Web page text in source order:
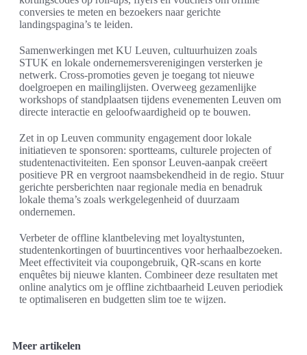
conversies te meten en bezoekers naar gerichte
landingspagina’s te leiden.
Samenwerkingen met KU Leuven, cultuurhuizen zoals
STUK en lokale ondernemersverenigingen versterken je
netwerk. Cross-promoties geven je toegang tot nieuwe
doelgroepen en mailinglijsten. Overweeg gezamenlijke
workshops of standplaatsen tijdens evenementen Leuven om
directe interactie en geloofwaardigheid op te bouwen.
Zet in op Leuven community engagement door lokale
initiatieven te sponsoren: sportteams, culturele projecten of
studentenactiviteiten. Een sponsor Leuven-aanpak creëert
positieve PR en vergroot naamsbekendheid in de regio. Stuur
gerichte persberichten naar regionale media en benadruk
lokale thema’s zoals werkgelegenheid of duurzaam
ondernemen.
Verbeter de offline klantbeleving met loyaltystunten,
studentenkortingen of buurtincentives voor herhaalbezoeken.
Meet effectiviteit via coupongebruik, QR-scans en korte
enquêtes bij nieuwe klanten. Combineer deze resultaten met
online analytics om je offline zichtbaarheid Leuven periodiek
te optimaliseren en budgetten slim toe te wijzen.
Meer artikelen